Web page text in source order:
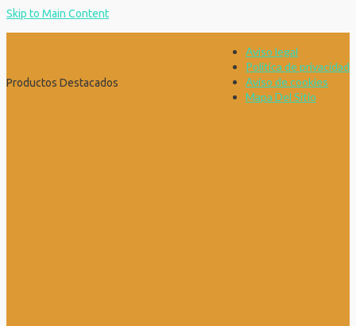
Skip to Main Content
Aviso legal
Política de privacidad
Aviso de cookies
Mapa Del Sitio
Productos Destacados